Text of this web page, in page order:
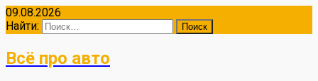
09.08.2026
Найти:
Всё про авто